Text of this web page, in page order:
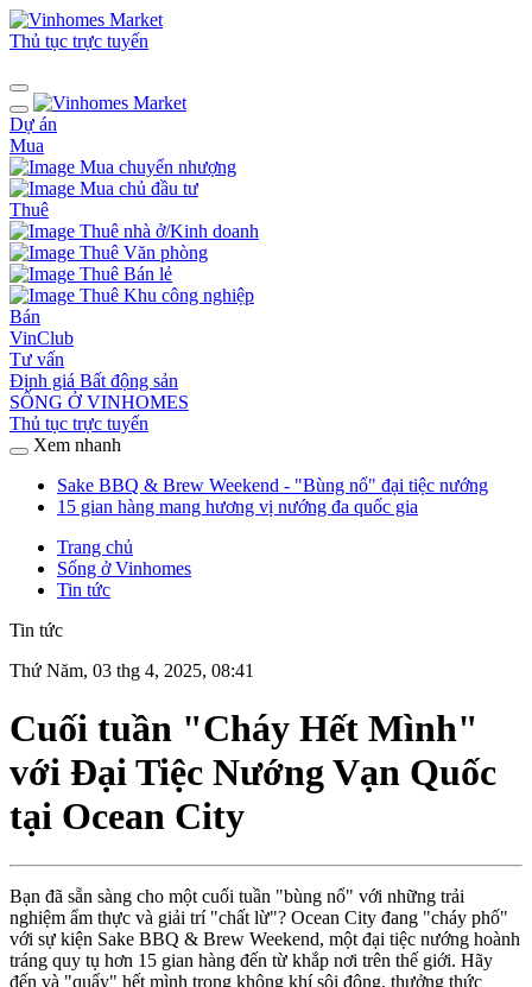
Thủ tục trực tuyến
Dự án
Mua
Mua chuyển nhượng
Mua chủ đầu tư
Thuê
Thuê nhà ở/Kinh doanh
Thuê Văn phòng
Thuê Bán lẻ
Thuê Khu công nghiệp
Bán
VinClub
Tư vấn
Định giá Bất động sản
SỐNG Ở VINHOMES
Thủ tục trực tuyến
Xem nhanh
Sake BBQ & Brew Weekend - "Bùng nổ" đại tiệc nướng
15 gian hàng mang hương vị nướng đa quốc gia
Trang chủ
Sống ở Vinhomes
Tin tức
Tin tức
Thứ Năm, 03 thg 4, 2025, 08:41
Cuối tuần "Cháy Hết Mình"
với Đại Tiệc Nướng Vạn Quốc
tại Ocean City
Bạn đã sẵn sàng cho một cuối tuần "bùng nổ" với những trải
nghiệm ẩm thực và giải trí "chất lừ"? Ocean City đang "cháy phố"
với sự kiện Sake BBQ & Brew Weekend, một đại tiệc nướng hoành
tráng quy tụ hơn 15 gian hàng đến từ khắp nơi trên thế giới. Hãy
đến và "quẩy" hết mình trong không khí sôi động, thưởng thức